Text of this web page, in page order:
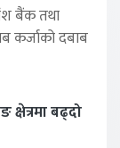
बैंक तथा
कर्जाको दबाब
बढ्दो